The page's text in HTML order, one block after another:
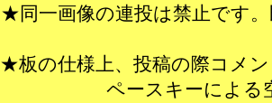
★同一画像の連投は禁止です
★板の仕様上、投稿の際コメ
ペースキーによる